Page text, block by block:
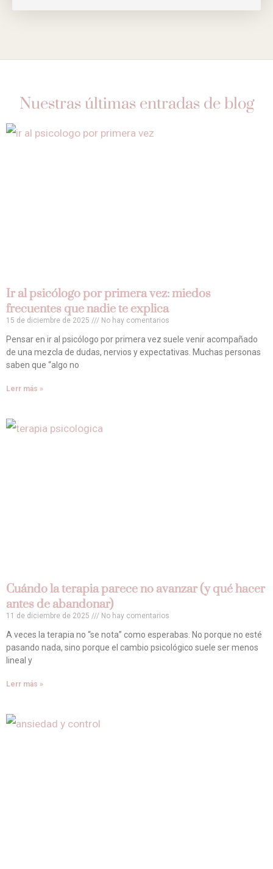
Nuestras últimas entradas de blog
Ir al psicólogo por primera vez: miedos
frecuentes que nadie te explica
15 de diciembre de 2025 No hay comentarios
Pensar en ir al psicólogo por primera vez suele venir acompañado
de una mezcla de dudas, nervios y expectativas. Muchas personas
saben que “algo no
Lerr más »
Cuándo la terapia parece no avanzar (y qué hacer
antes de abandonar)
11 de diciembre de 2025 No hay comentarios
A veces la terapia no “se nota” como esperabas. No porque no esté
pasando nada, sino porque el cambio psicológico suele ser menos
lineal y
Lerr más »